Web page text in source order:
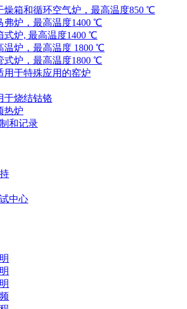
燥箱和循环空气炉，最高温度850 ℃
弗炉，最高温度1400 ℃
式炉, 最高温度1400 ℃
温炉，最高温度 1800 ℃
式炉，最高温度1800 ℃
用于特殊应用的窑炉
于烧结钴铬
热炉
和记录
中心